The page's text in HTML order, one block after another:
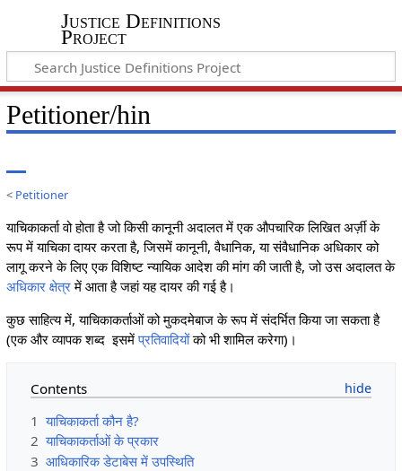
Justice Definitions
Project
Petitioner/hin
< Petitioner
याचिकाकर्ता वो होता है जो किसी कानूनी अदालत में एक औपचारिक लिखित अर्ज़ी के
रूप में याचिका दायर करता है, जिसमें कानूनी, वैधानिक, या संवैधानिक अधिकार को
लागू करने के लिए एक विशिष्ट न्यायिक आदेश की मांग की जाती है, जो उस अदालत के
अधिकार क्षेत्रमें आता है जहां यह दायर की गई है।
कुछ साहित्य में, याचिकाकर्ताओं को मुकदमेबाज के रूप में संदर्भित किया जा सकता है
(एक और व्यापक शब्द इसमेंप्रतिवादियोंको भी शामिल करेगा)।
Contents
1 याचिकाकर्ता कौन है?
2 याचिकाकर्ताओं के प्रकार
3 आधिकारिक डेटाबेस में उपस्थिति